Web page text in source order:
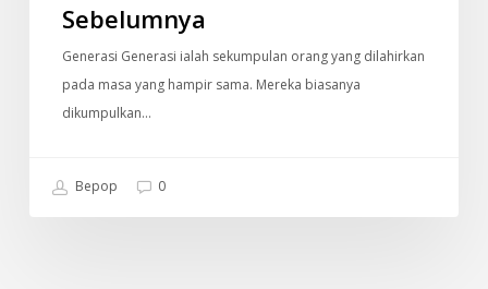
Sebelumnya
Generasi Generasi ialah sekumpulan orang yang dilahirkan
pada masa yang hampir sama. Mereka biasanya
dikumpulkan…
Bepop 0